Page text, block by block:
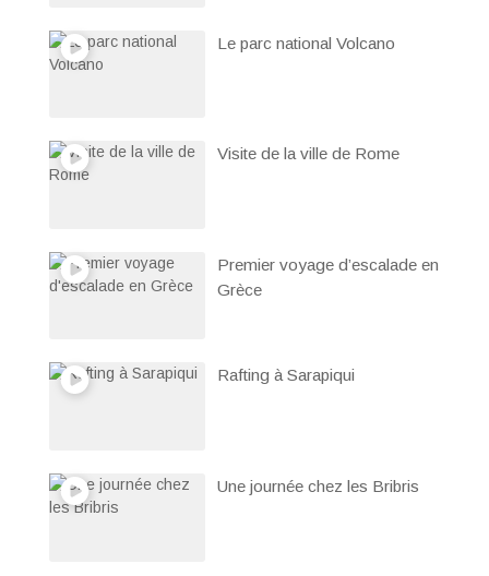
Le parc national Volcano
Visite de la ville de Rome
Premier voyage d’escalade en
Grèce
Rafting à Sarapiqui
Une journée chez les Bribris